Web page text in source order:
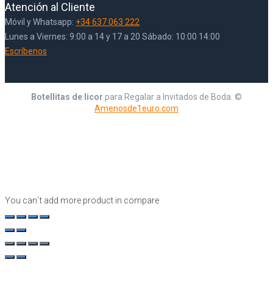
Atención al Cliente
Móvil y Whatsapp: +34 637 063 222
Lunes a Viernes: 9:00 a 14 y 17 a 20 Sábado: 10:00 14:00
Escríbenos
Botellitas de licor para Regalar a Invitados de Boda. ©
Amenosde1euro.com
You can`t add more product in compare